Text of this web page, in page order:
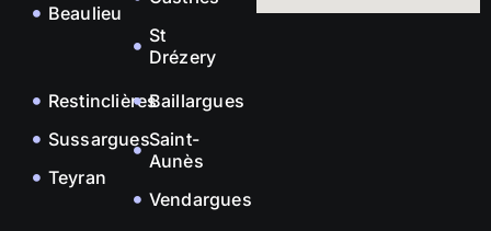
Beaulieu
St
Drézery
Restinclières
Sussargues
Teyran
Baillargues
Saint-
Aunès
Vendargues